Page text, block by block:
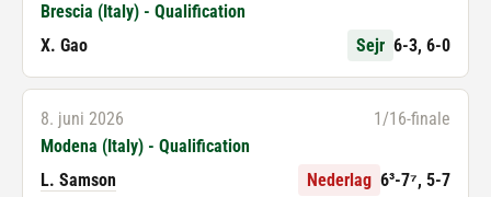
Brescia (Italy) - Qualification
X. Gao
Sejr 6-3, 6-0
8. juni 2026
1/16-finale
Modena (Italy) - Qualification
L. Samson
Nederlag 6³-7⁷, 5-7